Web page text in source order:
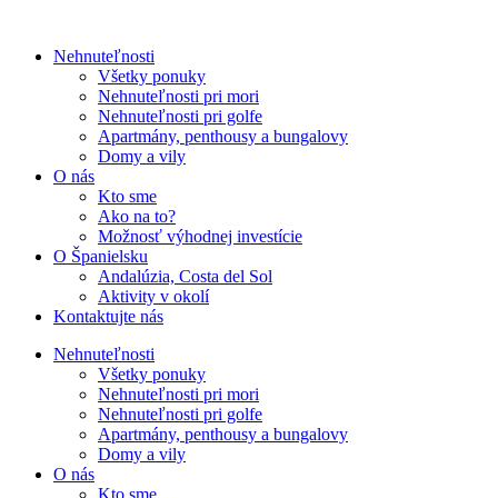
Nehnuteľnosti
Všetky ponuky
Nehnuteľnosti pri mori
Nehnuteľnosti pri golfe
Apartmány, penthousy a bungalovy
Domy a vily
O nás
Kto sme
Ako na to?
Možnosť výhodnej investície
O Španielsku
Andalúzia, Costa del Sol
Aktivity v okolí
Kontaktujte nás
Nehnuteľnosti
Všetky ponuky
Nehnuteľnosti pri mori
Nehnuteľnosti pri golfe
Apartmány, penthousy a bungalovy
Domy a vily
O nás
Kto sme